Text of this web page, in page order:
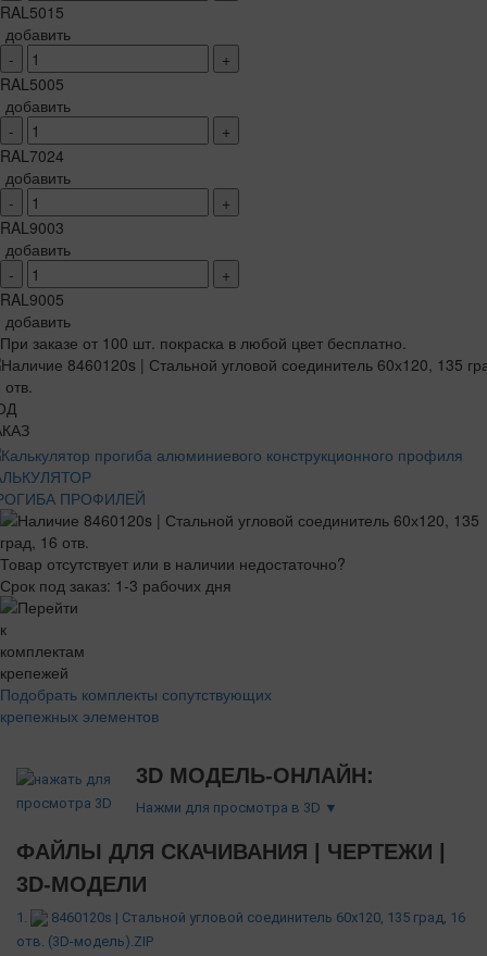
RAL5015
добавить
-
+
RAL5005
добавить
-
+
RAL7024
добавить
-
+
RAL9003
добавить
-
+
RAL9005
добавить
При заказе от 100 шт. покраска в любой цвет бесплатно.
ПРОФИЛЕЙ
Товар отсутствует или в наличии недостаточно?
Срок под заказ: 1-3 рабочих дня
Подобрать комплекты сопутствующих
крепежных элементов
3D МОДЕЛЬ-ОНЛАЙН:
Нажми для просмотра в 3D ▼
ФАЙЛЫ ДЛЯ СКАЧИВАНИЯ | ЧЕРТЕЖИ |
3D-МОДЕЛИ
1.
8460120s | Стальной угловой соединитель 60х120, 135 град, 16
отв. (3D-модель).ZIP